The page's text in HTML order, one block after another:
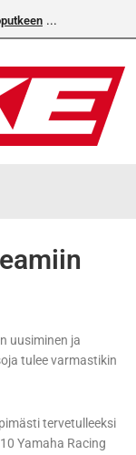
uusiminen ja
tulee varmastikin
tervetulleeksi
Yamaha Racing